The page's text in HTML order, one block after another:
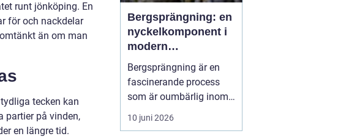
runt jönköping. En
för och nackdelar
än om man
tecken kan
partier på vinden,
en längre tid.
Bergsprängning: en
nyckelkomponent i
modern
konstruktion
Bergsprängning är en
fascinerande process
som är oumbärlig inom
bygg- och
anläggningsindustrin.
10 juni 2026